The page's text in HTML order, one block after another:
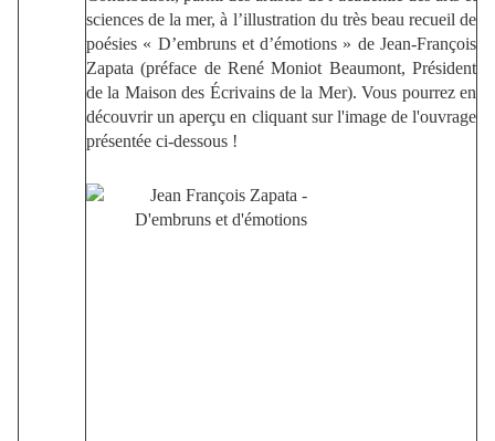
sciences de la mer, à l’illustration du très beau recueil de
poésies « D’embruns et d’émotions » de Jean-François
Zapata (préface de René Moniot Beaumont, Président
de la Maison des Écrivains de la Mer). Vous pourrez en
découvrir un aperçu en cliquant sur l'image de l'ouvrage
présentée ci-dessous !